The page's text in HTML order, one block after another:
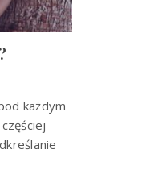
każdym